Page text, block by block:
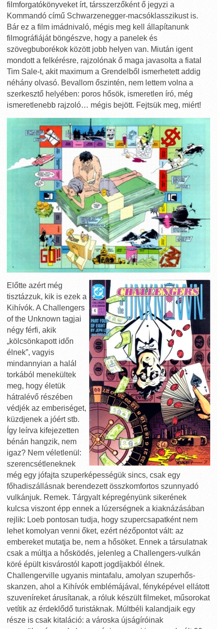
filmforgatókönyveket írt, társszerzőként ő jegyzi a
Kommandó című Schwarzenegger-macsóklasszikust is.
Bár ez a film imádnivaló, mégis meg kell állapítanunk
filmográfiáját böngészve, hogy a panelek és
szövegbuborékok között jobb helyen van. Miután igent
mondott a felkérésre, rajzolónak ő maga javasolta a fiatal
Tim Sale-t, akit maximum a Grendelből ismerhetett addig
néhány olvasó. Bevallom őszintén, nem lettem volna a
szerkesztő helyében: poros hősök, ismeretlen író, még
ismeretlenebb rajzoló… mégis bejött. Fejtsük meg, miért!
Előtte azért még
tisztázzuk, kik is ezek a
Kihívók. A Challengers
of the Unknown tagjai
négy férfi, akik
„kölcsönkapott időn
élnek”, vagyis
mindannyian a halál
torkából menekültek
meg, hogy életük
hátralévő részében
védjék az emberiséget,
küzdjenek a jóért stb.
Így leírva kifejezetten
bénán hangzik, nem
igaz? Nem véletlenül:
szerencsétleneknek
még egy jófajta szuperképességük sincs, csak egy
főhadiszállásnak berendezett összkomfortos szunnyadó
vulkánjuk. Remek. Tárgyalt képregényünk sikerének
kulcsa viszont épp ennek a lúzerségnek a kiaknázásában
rejlik: Loeb pontosan tudja, hogy szupercsapatként nem
lehet komolyan venni őket, ezért nézőpontot vált: az
embereket mutatja be, nem a hősöket. Ennek a társulatnak
csak a múltja a hősködés, jelenleg a Challengers-vulkán
köré épült kisvárostól kapott jogdíjakból élnek.
Challengerville ugyanis mintafalu, amolyan szuperhős-
skanzen, ahol a Kihívók emblémájával, fényképével ellátott
szuveníreket árusítanak, a róluk készült filmeket, műsorokat
vetítik az érdeklődő turistáknak. Múltbéli kalandjaik egy
része is csak kitaláció: a városka újságíróinak